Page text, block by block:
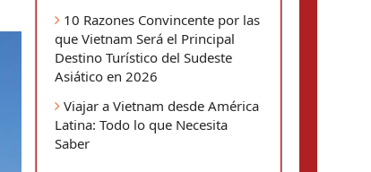
10 Razones Convincente por las
que Vietnam Será el Principal
Destino Turístico del Sudeste
Asiático en 2026
Viajar a Vietnam desde América
Latina: Todo lo que Necesita
Saber